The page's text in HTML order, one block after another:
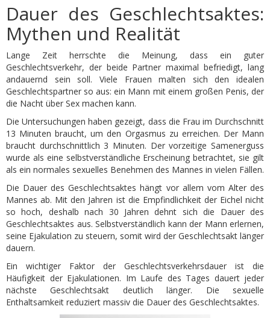
Dauer des Geschlechtsaktes:
Mythen und Realität
Lange Zeit herrschte die Meinung, dass ein guter
Geschlechtsverkehr, der beide Partner maximal befriedigt, lang
andauernd sein soll. Viele Frauen malten sich den idealen
Geschlechtspartner so aus: ein Mann mit einem großen Penis, der
die Nacht über Sex machen kann.
Die Untersuchungen haben gezeigt, dass die Frau im Durchschnitt
13 Minuten braucht, um den Orgasmus zu erreichen. Der Mann
braucht durchschnittlich 3 Minuten. Der vorzeitige Samenerguss
wurde als eine selbstverständliche Erscheinung betrachtet, sie gilt
als ein normales sexuelles Benehmen des Mannes in vielen Fällen.
Die Dauer des Geschlechtsaktes hängt vor allem vom Alter des
Mannes ab. Mit den Jahren ist die Empfindlichkeit der Eichel nicht
so hoch, deshalb nach 30 Jahren dehnt sich die Dauer des
Geschlechtsaktes aus. Selbstverständlich kann der Mann erlernen,
seine Ejakulation zu steuern, somit wird der Geschlechtsakt länger
dauern.
Ein wichtiger Faktor der Geschlechtsverkehrsdauer ist die
Häufigkeit der Ejakulationen. Im Laufe des Tages dauert jeder
nächste Geschlechtsakt deutlich länger. Die sexuelle
Enthaltsamkeit reduziert massiv die Dauer des Geschlechtsaktes.